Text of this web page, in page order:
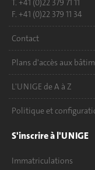
T. +41 (0)22 379 71 11
F. +41 (0)22 379 11 34
Contact
Plans d'accès aux
L'UNIGE de A à Z
Politique et
S'inscrire à l'UNIGE
Immatriculations